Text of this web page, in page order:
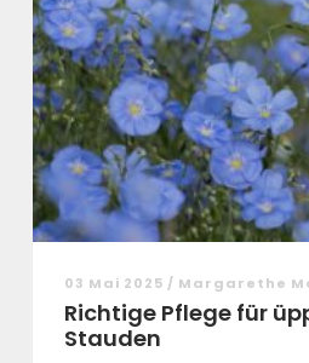
03 Mai 2025 / Margarethe
Richtige Pflege für
Stauden